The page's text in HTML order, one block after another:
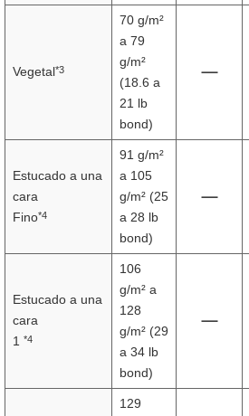
Vegetal*3
70 g/m²
a 79
g/m²
(18.6 a
21 lb
bond)
Estucado a una
cara
Fino*4
91 g/m²
a 105
g/m² (25
a 28 lb
bond)
Estucado a una
cara
1 *4
106
g/m² a
128
g/m² (29
a 34 lb
bond)
129